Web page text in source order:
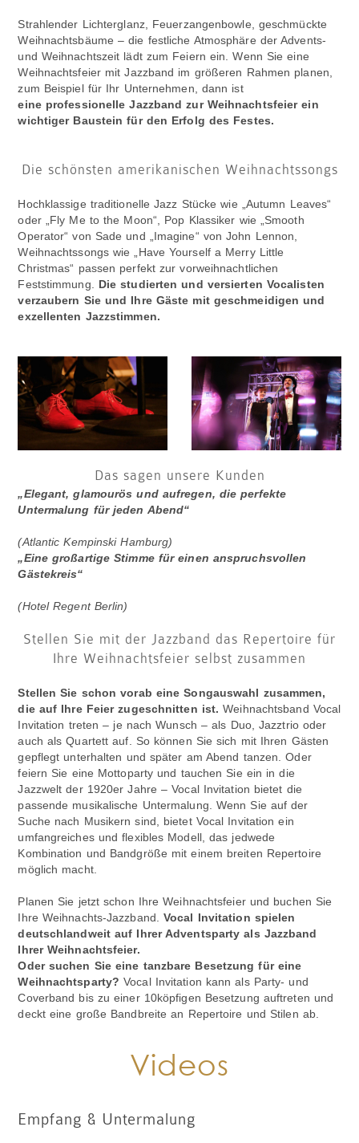
Strahlender Lichterglanz, Feuerzangenbowle, geschmückte
Weihnachtsbäume – die festliche Atmosphäre der Advents-
und Weihnachtszeit lädt zum Feiern ein. Wenn Sie eine
Weihnachtsfeier mit Jazzband im größeren Rahmen planen,
zum Beispiel für Ihr Unternehmen, dann ist
eine professionelle Jazzband zur Weihnachtsfeier ein
wichtiger Baustein für den Erfolg des Festes.
Die schönsten amerikanischen Weihnachtssongs
Hochklassige traditionelle Jazz Stücke wie „Autumn Leaves“
oder „Fly Me to the Moon“, Pop Klassiker wie „Smooth
Operator“ von Sade und „Imagine“ von John Lennon,
Weihnachtssongs wie „Have Yourself a Merry Little
Christmas“ passen perfekt zur vorweihnachtlichen
Feststimmung. Die studierten und versierten Vocalisten
verzaubern Sie und Ihre Gäste mit geschmeidigen und
exzellenten Jazzstimmen.
Das sagen unsere Kunden
„Elegant, glamourös und aufregen, die perfekte
Untermalung für jeden Abend“
(Atlantic Kempinski Hamburg)
„Eine großartige Stimme für einen anspruchsvollen
Gästekreis“
(Hotel Regent Berlin)
Stellen Sie mit der Jazzband das Repertoire für
Ihre Weihnachtsfeier selbst zusammen
Stellen Sie schon vorab eine Songauswahl zusammen,
die auf Ihre Feier zugeschnitten ist. Weihnachtsband Vocal
Invitation treten – je nach Wunsch – als Duo, Jazztrio oder
auch als Quartett auf. So können Sie sich mit Ihren Gästen
gepflegt unterhalten und später am Abend tanzen. Oder
feiern Sie eine Mottoparty und tauchen Sie ein in die
Jazzwelt der 1920er Jahre – Vocal Invitation bietet die
passende musikalische Untermalung. Wenn Sie auf der
Suche nach Musikern sind, bietet Vocal Invitation ein
umfangreiches und flexibles Modell, das jedwede
Kombination und Bandgröße mit einem breiten Repertoire
möglich macht.
Planen Sie jetzt schon Ihre Weihnachtsfeier und buchen Sie
Ihre Weihnachts-Jazzband.Vocal Invitation spielen
deutschlandweit auf Ihrer Adventsparty als Jazzband
Ihrer Weihnachtsfeier.
Oder suchen Sie eine tanzbare Besetzung für eine
Weihnachtsparty? Vocal Invitation kann als Party- und
Coverband bis zu einer 10köpfigen Besetzung auftreten und
deckt eine große Bandbreite an Repertoire und Stilen ab.
Videos
Empfang & Untermalung